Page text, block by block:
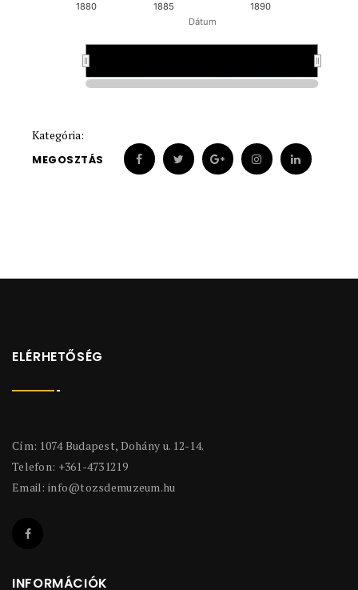
Dátum
1880 1885 1890
Kategória:
MEGOSZTÁS
ELÉRHETŐSÉG
Cím: 1074 Budapest, Dohány u. 12-14.
Telefon: +361-4731219
Email: info@tozsdemuzeum.hu
INFORMÁCIÓK